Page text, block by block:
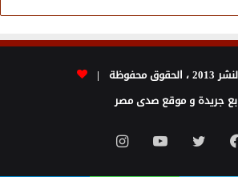
محفوظة |
جريدة و موقع صدى مصر
فيسبوك تويتر يوتيوبانستقرام